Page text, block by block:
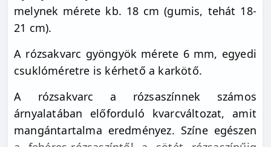
melynek mérete kb. 18 cm (gumis, tehát 18-
21 cm).
A rózsakvarc gyöngyök mérete 6 mm, egyedi
csuklóméretre is kérhető a karkötő.
A rózsakvarc a rózsaszínnek számos
árnyalatában előforduló kvarcváltozat, amit
mangántartalma eredményez. Színe egészen